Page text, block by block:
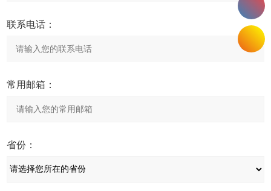
联系电话：
常用邮箱：
省份：